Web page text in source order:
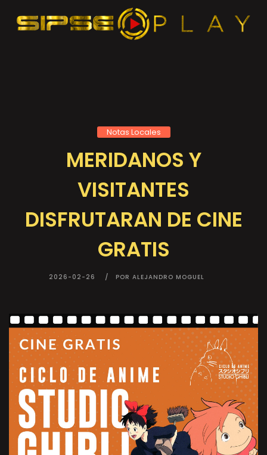
Notas Locales
MERIDANOS Y
VISITANTES
DISFRUTARAN DE CINE
GRATIS
2026-02-26 POR ALEJANDRO MOGUEL